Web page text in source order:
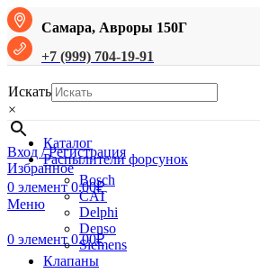
Самара, Авроры 150Г
+7 (999) 704-19-91
Искать
×
Вход / Регистрация
Избранное
0 элемент 0.00₽
Меню
0 элемент 0.00₽
Каталог
Распылители форсунок
Bosch
CAT
Delphi
Denso
Siemens
Клапаны